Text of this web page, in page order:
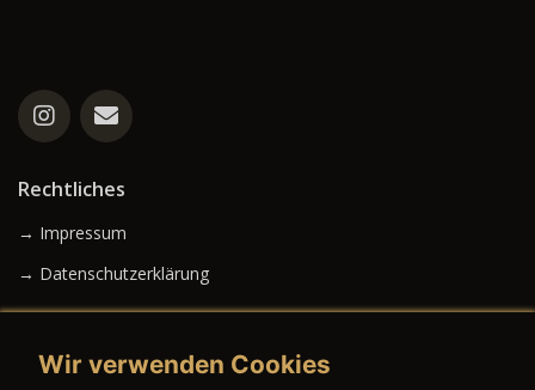
Rechtliches
→ Impressum
→ Datenschutzerklärung
Wir verwenden Cookies